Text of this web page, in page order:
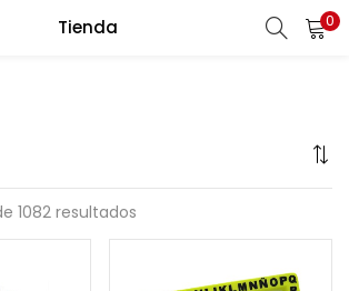
Tienda 0
Buscar
REGISTER
and password to login.
1082 resultados